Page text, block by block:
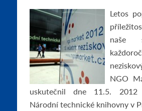
Letos
naše
NGO
uskutečnil dne 11.5.
Národní technické knihovny v